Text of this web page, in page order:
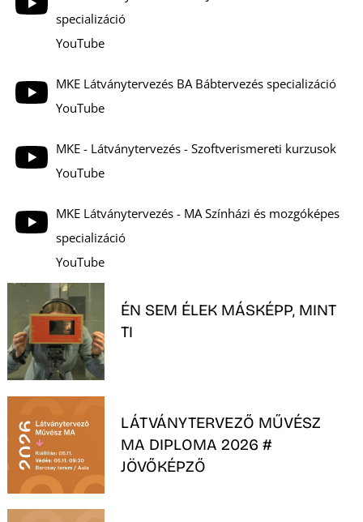
specializáció
YouTube
MKE Látványtervezés BA Bábtervezés specializáció
YouTube
MKE - Látványtervezés - Szoftverismereti kurzusok
YouTube
MKE Látványtervezés - MA Színházi és mozgóképes
specializáció
YouTube
ÉN SEM ÉLEK MÁSKÉPP, MINT
TI
LÁTVÁNYTERVEZŐ MŰVÉSZ
MA DIPLOMA 2026 #
JÖVŐKÉPZŐ